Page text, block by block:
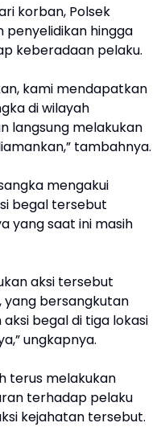
korban, Polsek
penyelidikan hingga
keberadaan pelaku.
kami mendapatkan
di wilayah
langsung melakukan
tambahnya.
mengakui
begal tersebut
yang saat ini masih
aksi tersebut
yang bersangkutan
begal di tiga lokasi
ungkapnya.
terus melakukan
terhadap pelaku
kejahatan tersebut.